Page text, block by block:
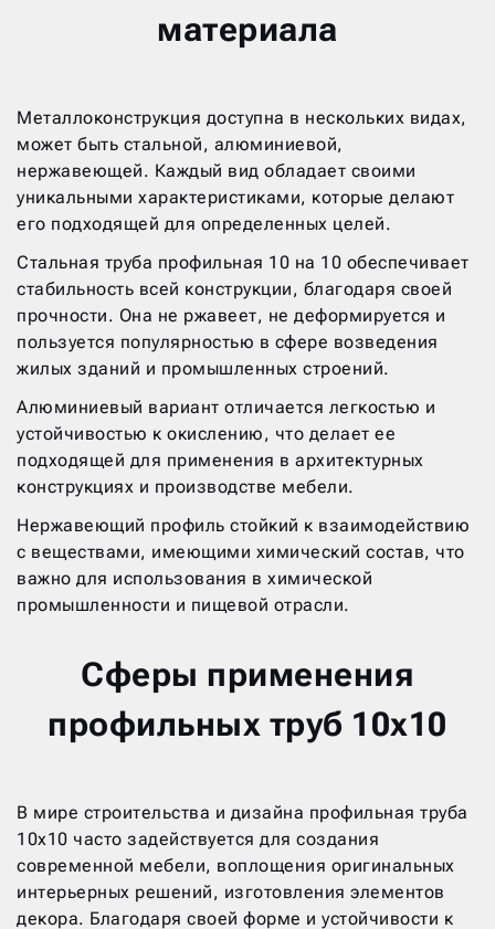
материала
Металлоконструкция доступна в нескольких видах,
может быть стальной, алюминиевой,
нержавеющей. Каждый вид обладает своими
уникальными характеристиками, которые делают
его подходящей для определенных целей.
Стальная труба профильная 10 на 10 обеспечивает
стабильность всей конструкции, благодаря своей
прочности. Она не ржавеет, не деформируется и
пользуется популярностью в сфере возведения
жилых зданий и промышленных строений.
Алюминиевый вариант отличается легкостью и
устойчивостью к окислению, что делает ее
подходящей для применения в архитектурных
конструкциях и производстве мебели.
Нержавеющий профиль стойкий к взаимодействию
с веществами, имеющими химический состав, что
важно для использования в химической
промышленности и пищевой отрасли.
Сферы применения
профильных труб 10х10
В мире строительства и дизайна профильная труба
10х10 часто задействуется для создания
современной мебели, воплощения оригинальных
интерьерных решений, изготовления элементов
декора. Благодаря своей форме и устойчивости к